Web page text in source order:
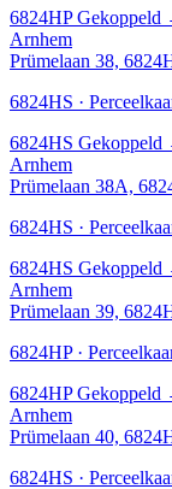
6824HP Gekoppeld
Arnhem
Prümelaan 38,
6824HS ·
6824HS Gekoppeld
Arnhem
Prümelaan 38A,
6824HS ·
6824HS Gekoppeld
Arnhem
Prümelaan 39,
6824HP ·
6824HP Gekoppeld
Arnhem
Prümelaan 40,
6824HS ·